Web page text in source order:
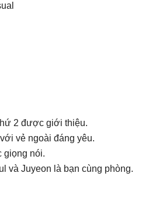
2 được giới thiệu.
vẻ ngoài đáng yêu.
giọng nói.
và Juyeon là bạn cùng phòng.